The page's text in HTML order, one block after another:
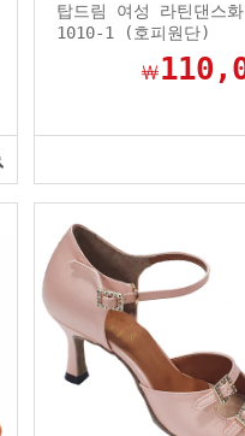
탑드림 여성 라틴댄스화
1010-1 (호피원단)
￦